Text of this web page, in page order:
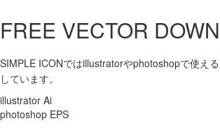
FREE VECTOR
SIMPLE ICONではillustratorやphotoshopで使え
しています。
illustrator Ai
photoshop EPS